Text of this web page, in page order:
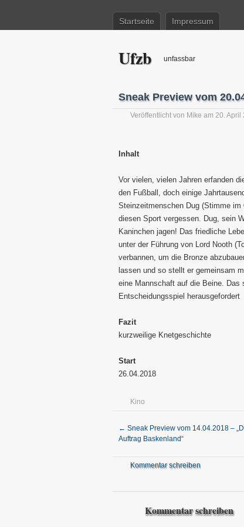
Startseite Impressum
Ufzb unfassbar
Sneak Preview vom
Veröffentlicht von Mike am 20. April
Inhalt
Vor vielen, vielen Jahren erfanden
den Fußball, doch einige
Steinzeitmenschen Dug (Stimme
diesen Sport vergessen. Dug, sein
Kaninchen jagen! Das friedliche
unter der Führung von Lord Nooth
verbannen, um die Bronze
lassen und so stellt er gemeinsam
eine Mannschaft auf die Beine. Das
Entscheidungsspiel herausgefordert
Fazit
kurzweilige Knetgeschichte
Start
26.04.2018
Kino
← Sneak Preview vom 14.04.2018 –
Auftrag Baskenland“
Kommentar schreiben
Kommentar schreiben